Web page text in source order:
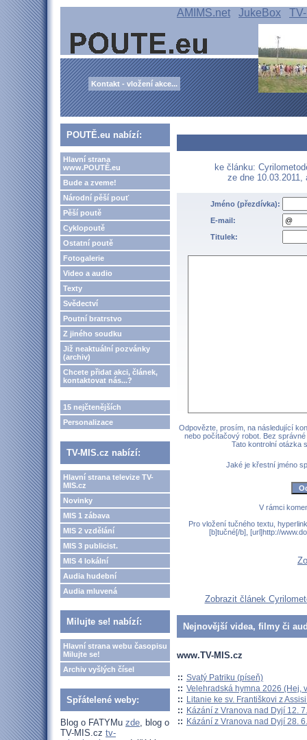
AMIMS.net JukeBox
Kontakt - vložení akce...
POUTĚ.eu nabízí:
Hlavní strana
www.POUTĚ.eu
Bude a zveme!
Národní pěší pouť
Pěší poutě
Cyklopoutě
Ostatní poutě
Fotogalerie
Video a audio
Texty
Svědectví
Poutní bratrstvo
Z jiného soudku
Již neaktuální pozvánky
(archiv)
Chcete přidat akci, článek,
kontaktovat nás...?
15 nejčtenějších
Personalizace
TV-MIS.cz nabízí:
Hlavní strana televize TV-
MIS.cz
Novinky
MIS 1 zábava
MIS 2 vzdělání
MIS 3 publicist.
MIS 4 lokální
Audia hudební
Audia mluvená
Milujte se! nabízí:
Hlavní strana webu časopisu
Milujte se!
Archiv vyšlých čísel
Spřátelené weby:
Blog o FATYMu zde, blog o
TV-MIS.cz tv-
ke článku:
ze dne
Jméno (přezdívka):
E-mail:
Titulek:
Odpovězte, prosím, na následující
nebo počítačový robot. Bez
Tato kontrolní otázka
Jaké je křestní jméno
V rámci
Pro vložení tučného textu,
[b]tučné[/b], [url]http://
Zobrazit článek
Nejnovější videa, filmy či
www.TV-MIS.cz
:: Svatý Patriku (píseň)
:: Velehradská hymna 2026 (Hej,
:: Litanie ke sv. Františkovi z
:: Kázání z Vranova nad Dyjí 12.
:: Kázání z Vranova nad Dyjí 28.